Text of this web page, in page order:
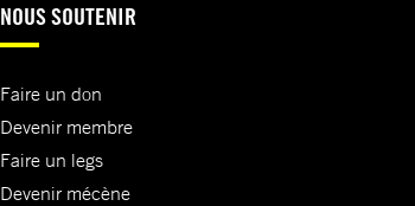
NOUS SOUTENIR
Faire un don
Devenir membre
Faire un legs
Devenir mécène